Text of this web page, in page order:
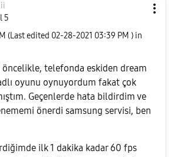
5
(Last edited ‎02-28-2021 03:39 PM ) in
öncelikle, telefonda eskiden dream
oyunu oynuyordum fakat çok
Geçenlerde hata bildirdim ve
önerdi samsung servisi, ben
ilk 1 dakika kadar 60 fps